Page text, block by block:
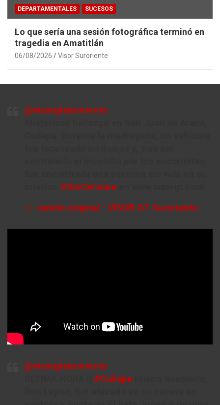
DEPARTAMENTALES SUCESOS
Lo que sería una sesión fotográfica terminó en
tragedia en Amatitlán
06/08/2026 Visor Suroriente
@visorgtsuroriente
#SinCensura
♬ sonido original - VISOR GT Suroriente
@visorgtsuroriente
#Cuilapa